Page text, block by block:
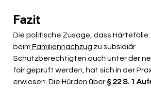
Fazit
Die politische Zusage, dass Härtefälle
beim Familiennachzug zu subsidiär
Schutzberechtigten auch unter der
fair geprüft werden, hat sich in der
erwiesen. Die Hürden über § 22 S. 1